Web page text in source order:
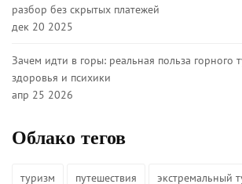
разбор без скрытых платежей
дек 20 2025
Зачем идти в горы: реальная польза горного
здоровья и психики
апр 25 2026
Облако тегов
туризм путешествия экстремальный